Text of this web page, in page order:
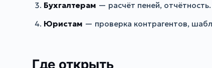
Бухгалтерам — расчёт пеней, отчётность.
Юристам — проверка контрагентов,
Где открыть